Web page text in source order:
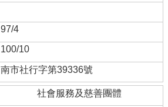
97/4
100/10
南市社行字第39336號
社會服務及慈善團體